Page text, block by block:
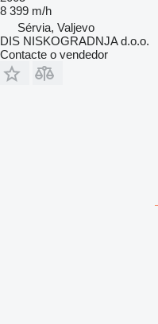
8 399 m/h
Sérvia, Valjevo
DIS NISKOGRADNJA d.o.o.
Contacte o vendedor